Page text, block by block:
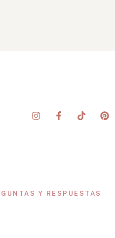
Y RESPUESTAS